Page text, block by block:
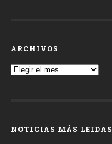
ARCHIVOS
Archivos
NOTICIAS MÁS LEIDAS